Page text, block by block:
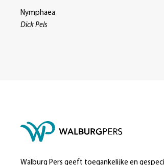
Nymphaea
Dick Pels
Walburg Pers geeft toegankelijke en